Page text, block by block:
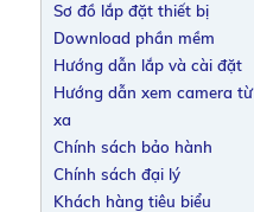
Sơ đồ lắp đặt thiết bị
Download phần mềm
Hướng dẫn lắp và cài đặt
Hướng dẫn xem camera từ
xa
Chính sách bảo hành
Chính sách đại lý
Khách hàng tiêu biểu